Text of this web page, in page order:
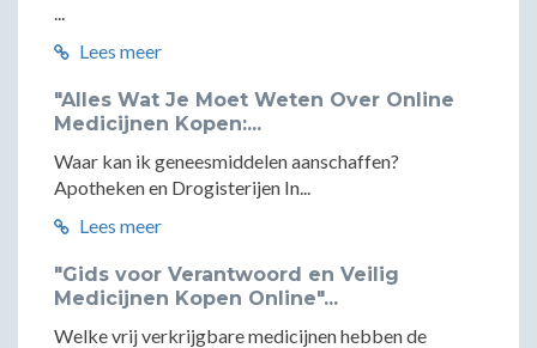
...
Lees meer
"Alles Wat Je Moet Weten Over Online
Medicijnen Kopen:...
Waar kan ik geneesmiddelen aanschaffen?
Apotheken en Drogisterijen In...
Lees meer
"Gids voor Verantwoord en Veilig
Medicijnen Kopen Online"...
Welke vrij verkrijgbare medicijnen hebben de